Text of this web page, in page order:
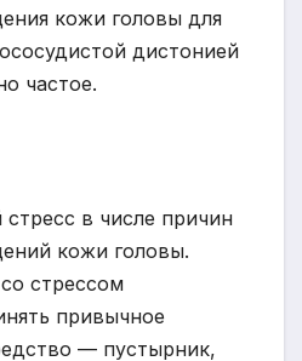
кожи головы для
дистонией
частое.
в числе причин
кожи головы.
стрессом
привычное
— пустырник,